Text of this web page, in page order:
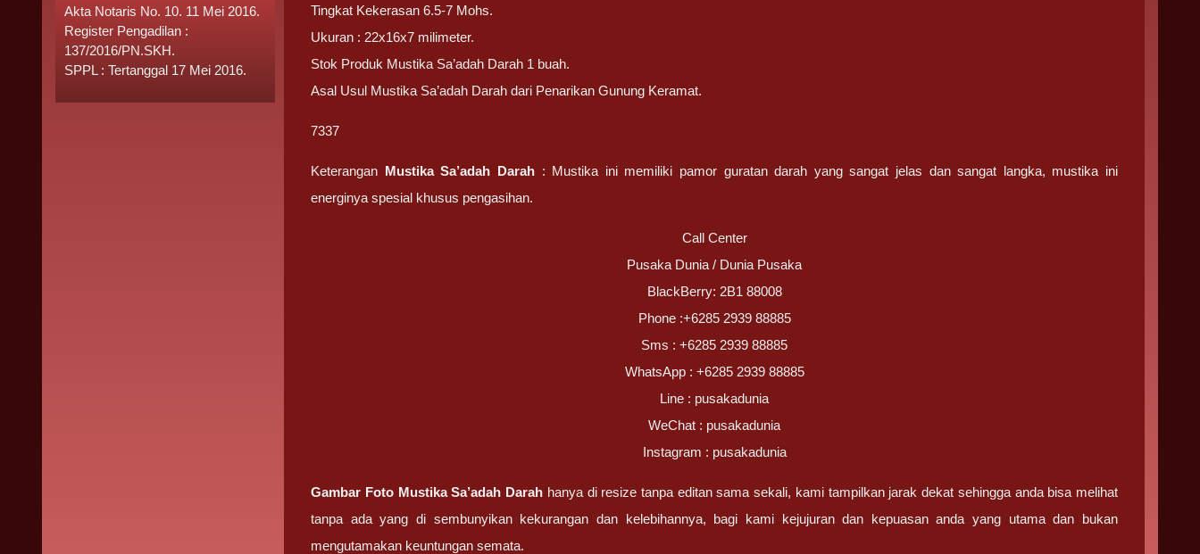
Tingkat Kekerasan 6.5-7 Mohs.
Ukuran : 22x16x7 milimeter.
Stok Produk Mustika Sa’adah Darah 1 buah.
Asal Usul Mustika Sa’adah Darah dari Penarikan Gunung Keramat.
7337
Keterangan Mustika Sa’adah Darah : Mustika ini memiliki pamor guratan darah yang sangat jelas dan sangat langka, mustika ini
energinya spesial khusus pengasihan.
Call Center
Pusaka Dunia / Dunia Pusaka
BlackBerry: 2B1 88008
Phone :+6285 2939 88885
Sms : +6285 2939 88885
WhatsApp : +6285 2939 88885
Line : pusakadunia
WeChat : pusakadunia
Instagram : pusakadunia
Gambar Foto Mustika Sa’adah Darah hanya di resize tanpa editan sama sekali, kami tampilkan jarak dekat sehingga anda bisa melihat
tanpa ada yang di sembunyikan kekurangan dan kelebihannya, bagi kami kejujuran dan kepuasan anda yang utama dan bukan
mengutamakan keuntungan semata.
Akta Notaris No. 10. 11 Mei 2016.
Register Pengadilan :
137/2016/PN.SKH.
SPPL : Tertanggal 17 Mei 2016.